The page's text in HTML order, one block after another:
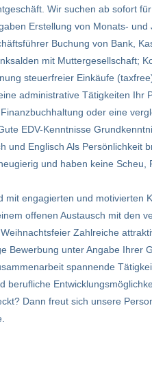
Wir suchen ab sofort
Erstellung von Monats- und
Buchung von Bank,
mit Muttergesellschaft;
steuerfreier Einkäufe
administrative Tätigkeiten Ihr
oder eine
EDV-Kenntnisse
und Englisch Als Persönlichkeit
und haben keine Scheu,
engagierten und motivierten
offenen Austausch mit den
Zahlreiche
Bewerbung unter Angabe Ihrer
spannende
berufliche
Dann freut sich unsere